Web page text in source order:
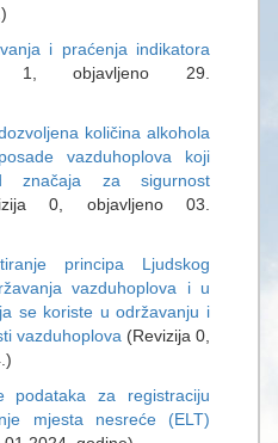
i praćenja indikatora
1, objavljeno 29.
količina alkohola
vazduhoplova koji
značaja za sigurnost
0, objavljeno 03.
principa Ljudskog
vazduhoplova i u
se koriste u održavanju i
vazduhoplova (Revizija 0,
podataka za registraciju
mjesta nesreće (ELT)